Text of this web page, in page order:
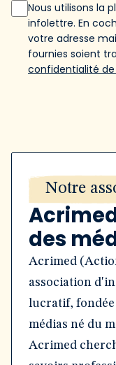
Nous utilisons la
infolettre. En
votre adresse
fournies soient
confidentialité de
Notre
des
Acrimed
association
lucratif, fondée
médias né du
Acrimed